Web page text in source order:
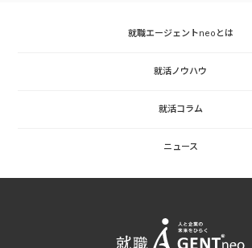
就職エージェントneoとは
就活ノウハウ
就活コラム
ニュース